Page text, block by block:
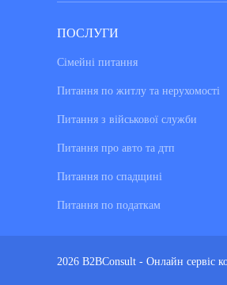
ПОСЛУГИ
Сімейні питання
Питання по житлу та нерухомості
Питання з військової служби
Питання про авто та дтп
Питання по спадщині
Питання по податкам
2026 B2BConsult - Онлайн сервіс